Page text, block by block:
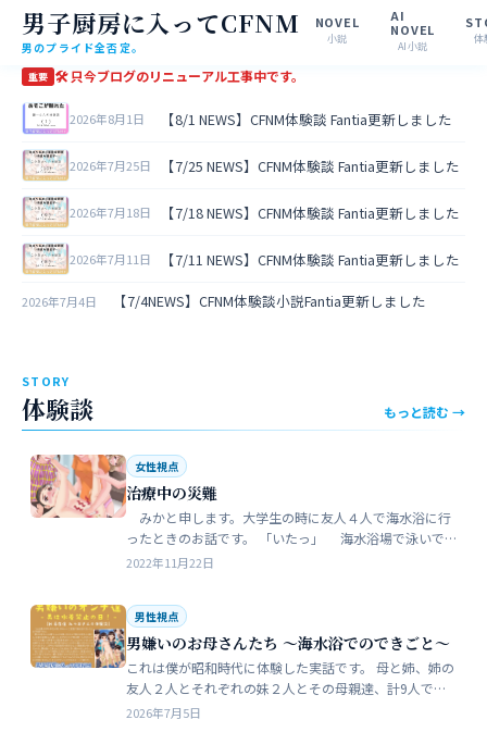
男子厨房に入ってCFNM
男のプライド全否定。
NOVEL
小説
AI
NOVEL
AI小説 体
重要 🛠 只今ブログのリニューアル工事中です。
2026年8月1日 【8/1 NEWS】CFNM体験談 Fantia更新しました
2026年7月25日 【7/25 NEWS】CFNM体験談 Fantia更新しました
2026年7月18日 【7/18 NEWS】CFNM体験談 Fantia更新しました
2026年7月11日 【7/11 NEWS】CFNM体験談 Fantia更新しました
2026年7月4日 【7/4NEWS】CFNM体験談小説Fantia更新しました
STORY
体験談 もっと読む →
女性視点
治療中の災難
みかと申します。大学生の時に友人４人で海水浴に行
ったときのお話です。 「いたっ」 海水浴場で泳いで
いたら、友人のしいなが空瓶で足を切っちゃったんで
2022年11月22日
男性視点
男嫌いのお母さんたち 〜海水浴でのできごと〜
これは僕が昭和時代に体験した実話です。 母と姉、姉の
友人２人とそれぞれの妹２人とその母親達、計9人で海
水浴に行きました。当時、僕はS学５年生で姉の美香はC
2026年7月5日